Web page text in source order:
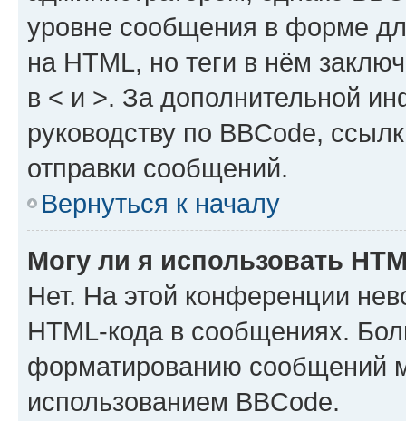
уровне сообщения в форме
на HTML, но теги в нём
в < и >. За дополнительной
руководству по BBCode,
отправки сообщений.
Вернуться к началу
Могу ли я использовать
Нет. На этой конференции
HTML-кода в сообщениях.
форматированию сообщений
использованием BBCode.